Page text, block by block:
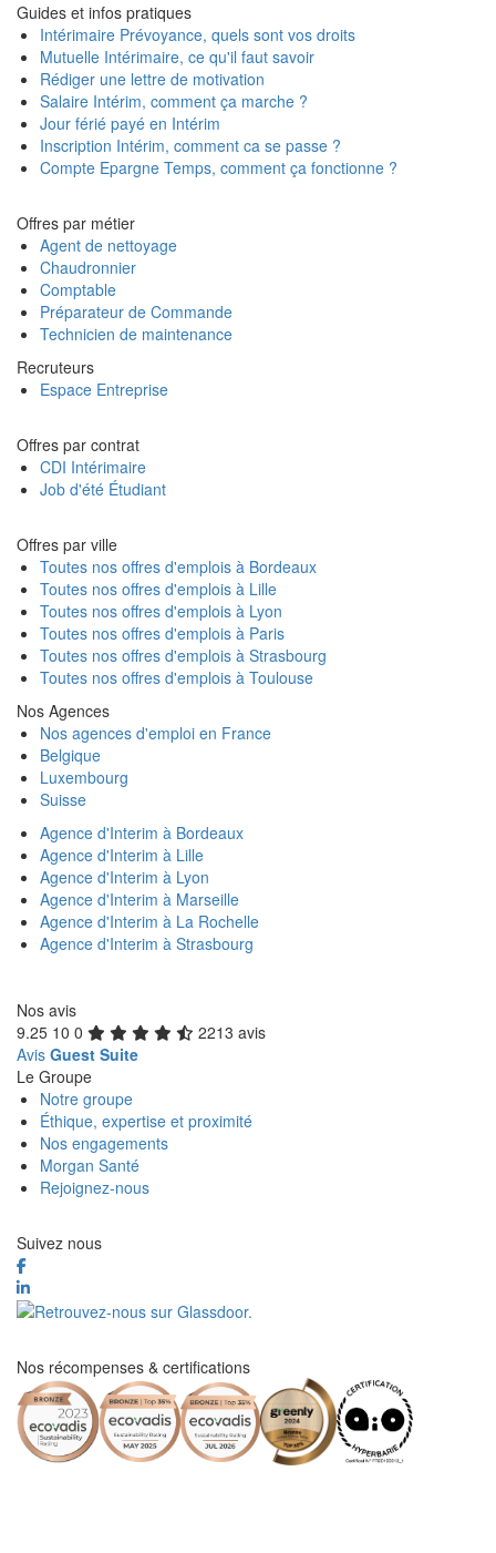
Guides et infos pratiques
Intérimaire Prévoyance, quels sont vos droits
Mutuelle Intérimaire, ce qu'il faut savoir
Rédiger une lettre de motivation
Salaire Intérim, comment ça marche ?
Jour férié payé en Intérim
Inscription Intérim, comment ca se passe ?
Compte Epargne Temps, comment ça fonctionne ?
Offres par métier
Agent de nettoyage
Chaudronnier
Comptable
Préparateur de Commande
Technicien de maintenance
Recruteurs
Espace Entreprise
Offres par contrat
CDI Intérimaire
Job d'été Étudiant
Offres par ville
Toutes nos offres d'emplois à Bordeaux
Toutes nos offres d'emplois à Lille
Toutes nos offres d'emplois à Lyon
Toutes nos offres d'emplois à Paris
Toutes nos offres d'emplois à Strasbourg
Toutes nos offres d'emplois à Toulouse
Nos Agences
Nos agences d'emploi en France
Belgique
Luxembourg
Suisse
Agence d'Interim à Bordeaux
Agence d'Interim à Lille
Agence d'Interim à Lyon
Agence d'Interim à Marseille
Agence d'Interim à La Rochelle
Agence d'Interim à Strasbourg
Nos avis
9.25 10 0
2213 avis
Avis Guest Suite
Le Groupe
Notre groupe
Éthique, expertise et proximité
Nos engagements
Morgan Santé
Rejoignez-nous
Suivez nous
Nos récompenses & certifications